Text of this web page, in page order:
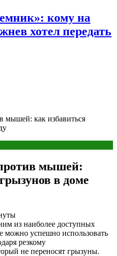
кому на
хотел передать
мышей: как избавиться
мышей:
в доме
из наиболее доступных
можно успешно использовать
резкому
не переносят грызуны.